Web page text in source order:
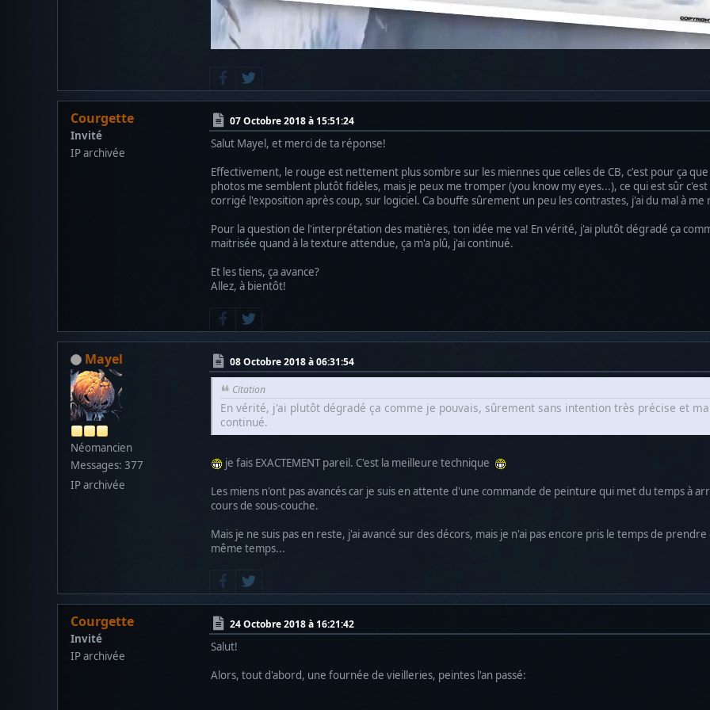
Courgette
Invité
IP archivée
07 Octobre 2018 à 15:51:24
Salut Mayel, et merci de ta réponse!
Effectivement, le rouge est nettement plus sombre sur les miennes que celles de CB, c'est pour ça
photos me semblent plutôt fidèles, mais je peux me tromper (you know my eyes...), ce qui est sûr
corrigé l'exposition après coup, sur logiciel. Ca bouffe sûrement un peu les contrastes, j'ai du mal à
Pour la question de l'interprétation des matières, ton idée me va! En vérité, j'ai plutôt dégradé ça
maitrisée quand à la texture attendue, ça m'a plû, j'ai continué.
Et les tiens, ça avance?
Allez, à bientôt!
Mayel
Néomancien
Messages: 377
IP archivée
08 Octobre 2018 à 06:31:54
Citation
En vérité, j'ai plutôt dégradé ça comme je pouvais, sûrement sans intention très précise et
continué.
je fais EXACTEMENT pareil. C'est la meilleure technique
Les miens n'ont pas avancés car je suis en attente d'une commande de peinture qui met du temps à
cours de sous-couche.
Mais je ne suis pas en reste, j'ai avancé sur des décors, mais je n'ai pas encore pris le temps de
même temps...
Courgette
Invité
IP archivée
24 Octobre 2018 à 16:21:42
Salut!
Alors, tout d'abord, une fournée de vieilleries, peintes l'an passé: